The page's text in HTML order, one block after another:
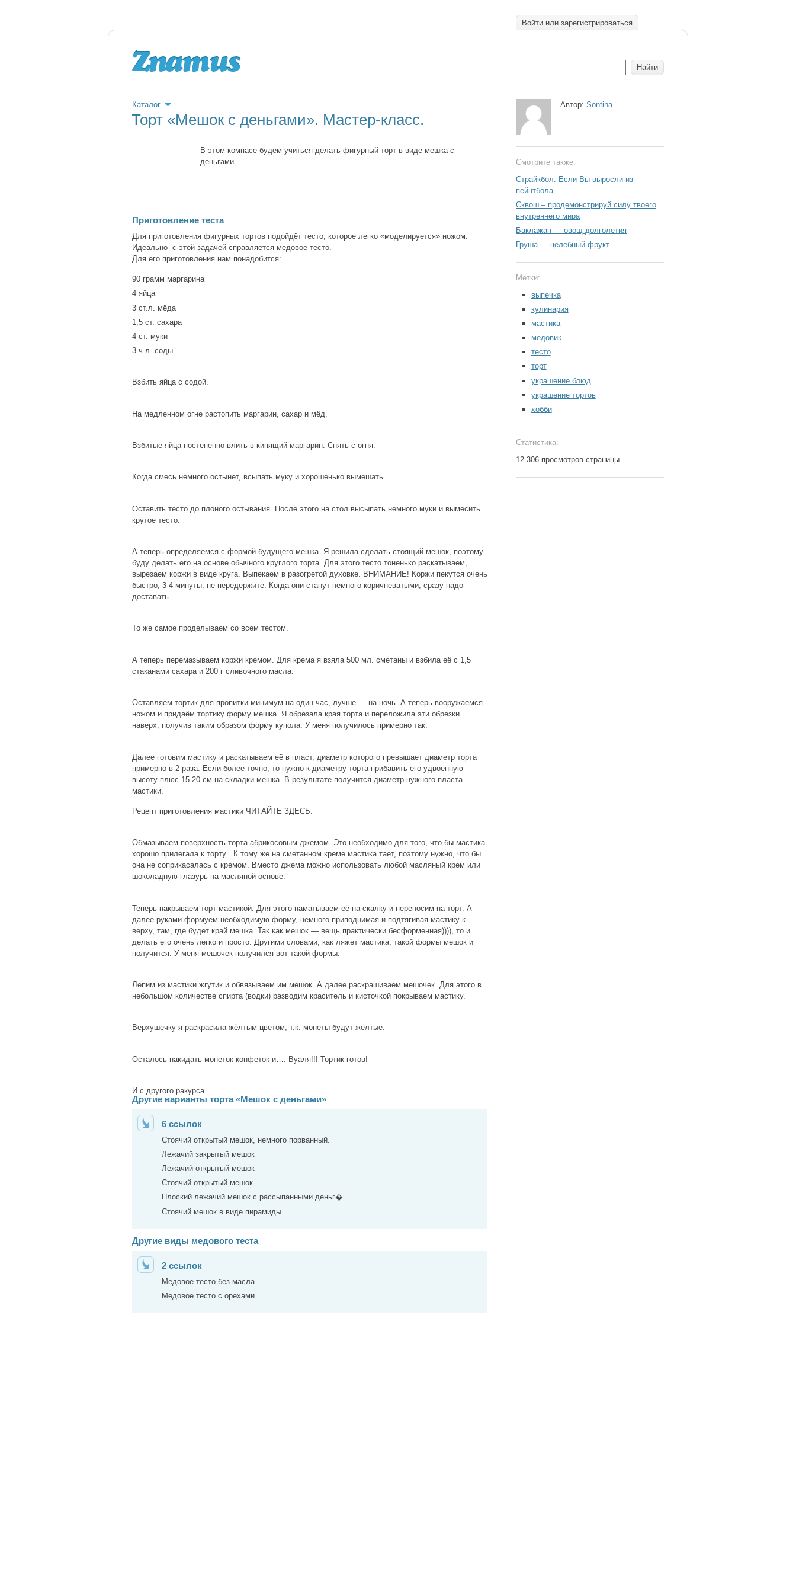
Войти или зарегистрироваться
Каталог
Торт «Мешок с деньгами». Мастер-класс.
В этом компасе будем учиться делать фигурный торт в виде мешка с
деньгами.
Приготовление теста
Для приготовления фигурных тортов подойдёт тесто, которое легко «моделируется» ножом.
Идеально с этой задачей справляется медовое тесто.
Для его приготовления нам понадобится:
90 грамм маргарина
4 яйца
3 ст.л. мёда
1,5 ст. сахара
4 ст. муки
3 ч.л. соды
Взбить яйца с содой.
На медленном огне растопить маргарин, сахар и мёд.
Взбитые яйца постепенно влить в кипящий маргарин. Снять с огня.
Когда смесь немного остынет, всыпать муку и хорошенько вымешать.
Оставить тесто до плоного остывания. После этого на стол высыпать немного муки и вымесить
крутое тесто.
А теперь определяемся с формой будущего мешка. Я решила сделать стоящий мешок, поэтому
буду делать его на основе обычного круглого торта. Для этого тесто тоненько раскатываем,
вырезаем коржи в виде круга. Выпекаем в разогретой духовке. ВНИМАНИЕ! Коржи пекутся очень
быстро, 3-4 минуты, не передержите. Когда они станут немного коричневатыми, сразу надо
доставать.
То же самое проделываем со всем тестом.
А теперь перемазываем коржи кремом. Для крема я взяла 500 мл. сметаны и взбила её с 1,5
стаканами сахара и 200 г сливочного масла.
Оставляем тортик для пропитки минимум на один час, лучше — на ночь. А теперь вооружаемся
ножом и придаём тортику форму мешка. Я обрезала края торта и переложила эти обрезки
наверх, получив таким образом форму купола. У меня получилось примерно так:
Далее готовим мастику и раскатываем её в пласт, диаметр которого превышает диаметр торта
примерно в 2 раза. Если более точно, то нужно к диаметру торта прибавить его удвоенную
высоту плюс 15-20 см на складки мешка. В результате получится диаметр нужного пласта
мастики.
Рецепт приготовления мастики ЧИТАЙТЕ ЗДЕСЬ.
Обмазываем поверхность торта абрикосовым джемом. Это необходимо для того, что бы мастика
хорошо прилегала к торту . К тому же на сметанном креме мастика тает, поэтому нужно, что бы
она не соприкасалась с кремом. Вместо джема можно использовать любой масляный крем или
шоколадную глазурь на масляной основе.
Теперь накрываем торт мастикой. Для этого наматываем её на скалку и переносим на торт. А
далее руками формуем необходимую форму, немного приподнимая и подтягивая мастику к
верху, там, где будет край мешка. Так как мешок — вещь практически бесформенная)))), то и
делать его очень легко и просто. Другими словами, как ляжет мастика, такой формы мешок и
получится. У меня мешочек получился вот такой формы:
Лепим из мастики жгутик и обвязываем им мешок. А далее раскрашиваем мешочек. Для этого в
небольшом количестве спирта (водки) разводим краситель и кисточкой покрываем мастику.
Верхушечку я раскрасила жёлтым цветом, т.к. монеты будут жёлтые.
Осталось накидать монеток-конфеток и…. Вуаля!!! Тортик готов!
И с другого ракурса.
Другие варианты торта «Мешок с деньгами»
6 ссылок
Стоячий открытый мешок, немного порванный.
Лежачий закрытый мешок
Лежачий открытый мешок
Стоячий открытый мешок
Плоский лежачий мешок с рассыпанными деньг�…
Стоячий мешок в виде пирамиды
Другие виды медового теста
2 ссылок
Медовое тесто без масла
Медовое тесто с орехами
Автор: Sontina
Смотрите также:
Страйкбол. Если Вы выросли из
пейнтбола
Сквош – продемонстрируй силу твоего
внутреннего мира
Баклажан — овощ долголетия
Груша — целебный фрукт
Метки:
выпечка
кулинария
мастика
медовик
тесто
торт
украшение блюд
украшение тортов
хобби
Статистика:
12 306 просмотров страницы